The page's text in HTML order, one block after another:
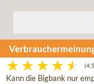
Kann die Bigbank nur